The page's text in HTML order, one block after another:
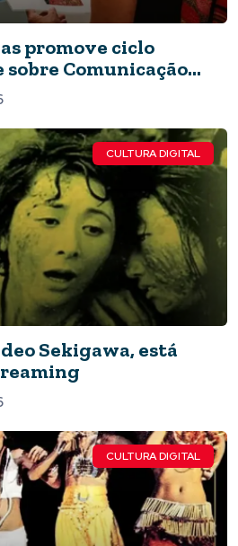
promove ciclo
Comunicação
CULTURA DIGITAL
Sekigawa, está
CULTURA DIGITAL